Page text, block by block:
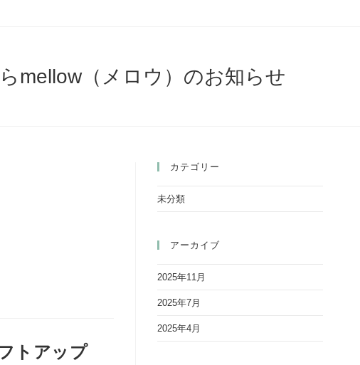
mellow（メロウ）のお知らせ
トアップ
カテゴリー
未分類
アーカイブ
2025年11月
2025年7月
2025年4月